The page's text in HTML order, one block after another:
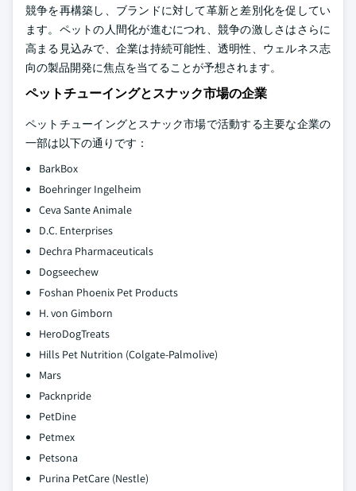
競争を再構築し、ブランドに対して革新と差別化を促してい
ます。ペットの人間化が進むにつれ、競争の激しさはさらに
高まる見込みで、企業は持続可能性、透明性、ウェルネス志
向の製品開発に焦点を当てることが予想されます。
ペットチューイングとスナック市場の企業
ペットチューイングとスナック市場で活動する主要な企業の
一部は以下の通りです：
BarkBox
Boehringer Ingelheim
Ceva Sante Animale
D.C. Enterprises
Dechra Pharmaceuticals
Dogseechew
Foshan Phoenix Pet Products
H. von Gimborn
HeroDogTreats
Hills Pet Nutrition (Colgate-Palmolive)
Mars
Packnpride
PetDine
Petmex
Petsona
Purina PetCare (Nestle)